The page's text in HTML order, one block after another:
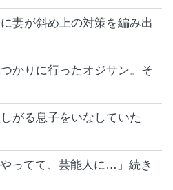
妻が斜め上の対策を編み出
かりに行ったオジサン。そ
がる息子をいなしていた
ってて、芸能人に…」続き